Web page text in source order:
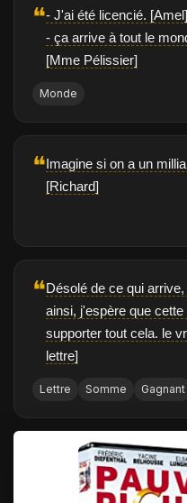
❝- J'ai été licencié. [Amel]
- ça arrive à tout le
[Mme Pélissier]
Monde
❝Imagine si on a un
[Richard]
❝Désolé de ce qui
ainsi, j'espère que
supporter tout cela. le
lettre]
Lettre Somme Gagnant